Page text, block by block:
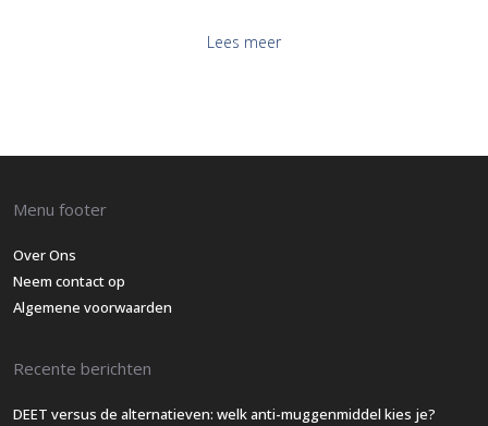
Lees meer
Menu footer
Over Ons
Neem contact op
Algemene voorwaarden
Recente berichten
DEET versus de alternatieven: welk anti-muggenmiddel kies je?